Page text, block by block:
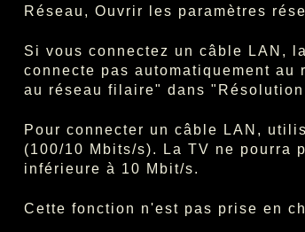
Réseau, Ouvrir les paramètres
Si vous connectez un câble LAN,
connecte pas automatiquement
au réseau filaire" dans
Pour connecter un câble LAN,
(100/10 Mbits/s). La TV ne pourra
inférieure à 10 Mbit/s.
Cette fonction n'est pas prise en